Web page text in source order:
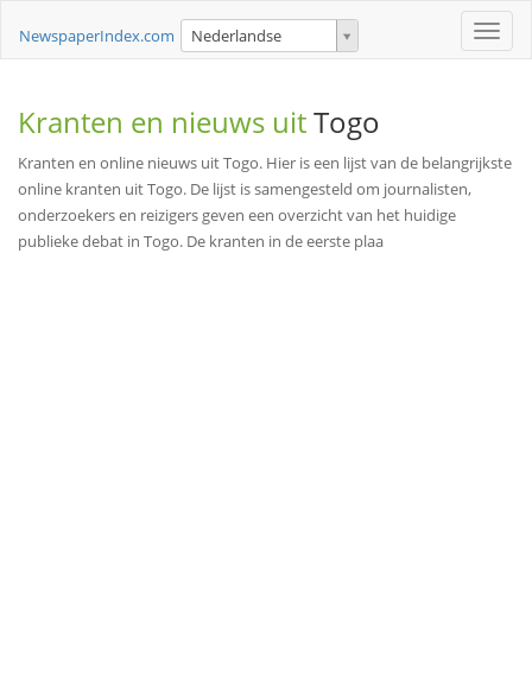
Toggle
NewspaperIndex.com Nederlandse
Kranten en nieuws uitTogo
Kranten en online nieuws uit Togo. Hier is een lijst van de belangrijkste
online kranten uit Togo. De lijst is samengesteld om journalisten,
onderzoekers en reizigers geven een overzicht van het huidige
publieke debat in Togo. De kranten in de eerste plaa